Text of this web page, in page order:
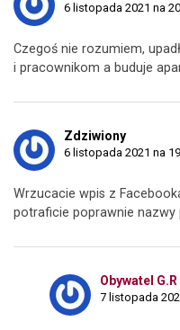
6 listopada 2021 na
Czegoś nie rozumiem,
i pracownikom a buduje
Zdziwiony
6 listopada 2021 na
Wrzucacie wpis z
potraficie poprawnie nazwy
Obywatel G.R
7 listopada